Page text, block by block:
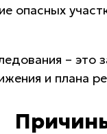
опасных
–
и плана